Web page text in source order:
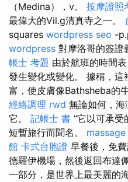
（Medina），v。 按摩證照
最偉大的Vil.g清真寺之一。
squares wordpress seo -
wordpress 對摩洛哥的簽證
帳士 考題 由於航班的時間
發生變化或變化。 據稱，
富，使皮膚像Bathsheba的
經絡調理 rwd 無論如何，
它。 記帳士 書 “它以可承受
短暫旅行而聞名。
館 卡式台胞證 早餐後，免
德羅伊機場，然後返回布達
一部分，是世界上最美麗的